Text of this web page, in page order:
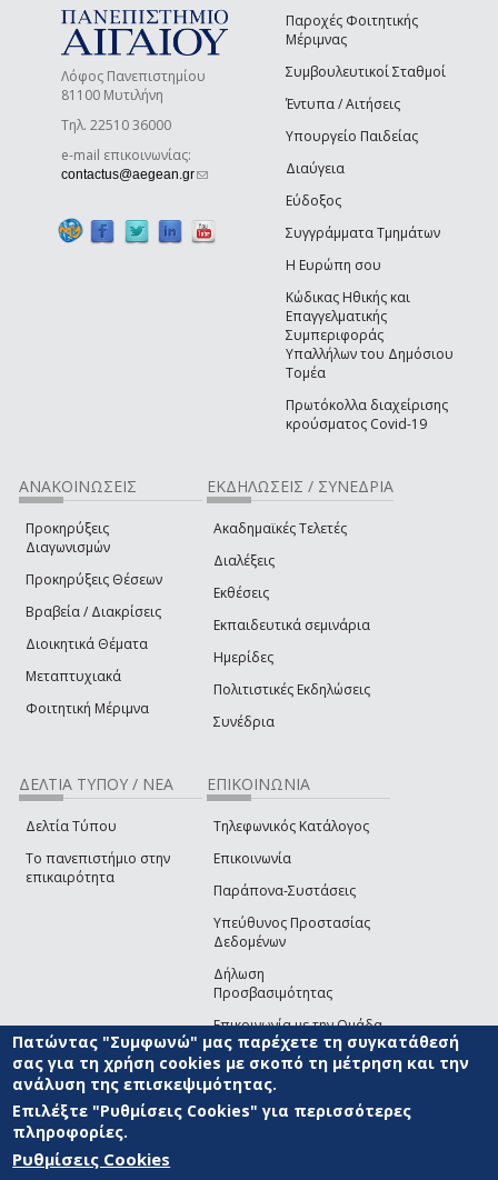
Λόφος Πανεπιστημίου
81100 Μυτιλήνη
Τηλ. 22510 36000
e-mail επικοινωνίας:
contactus@aegean.gr(link sends e-mail)
Παροχές Φοιτητικής
Μέριμνας
Συμβουλευτικοί Σταθμοί
Έντυπα / Αιτήσεις
Υπουργείο Παιδείας
Διαύγεια
Εύδοξος
Συγγράμματα Τμημάτων
Η Ευρώπη σου
Κώδικας Ηθικής και
Επαγγελματικής
Συμπεριφοράς
Υπαλλήλων του Δημόσιου
Τομέα
Πρωτόκολλα διαχείρισης
κρούσματος Covid-19
ΑΝΑΚΟΙΝΩΣΕΙΣ
Προκηρύξεις
Διαγωνισμών
Προκηρύξεις Θέσεων
Βραβεία / Διακρίσεις
Διοικητικά Θέματα
Μεταπτυχιακά
Φοιτητική Μέριμνα
ΕΚΔΗΛΩΣΕΙΣ / ΣΥΝΕΔΡΙΑ
Ακαδημαϊκές Τελετές
Διαλέξεις
Εκθέσεις
Εκπαιδευτικά σεμινάρια
Ημερίδες
Πολιτιστικές Εκδηλώσεις
Συνέδρια
ΔΕΛΤΙΑ ΤΥΠΟΥ / ΝΕΑ
Δελτία Τύπου
Το πανεπιστήμιο στην
επικαιρότητα
ΕΠΙΚΟΙΝΩΝΙΑ
Τηλεφωνικός Κατάλογος
Επικοινωνία
Παράπονα-Συστάσεις
Υπεύθυνος Προστασίας
Δεδομένων
Δήλωση
Προσβασιμότητας
Επικοινωνία με την Ομάδα
Ανάπτυξης του site(link sends e-mail)
© ΠΑΝΕΠΙΣΤΗΜΙΟ ΑΙΓΑΙΟΥ ΟΡΟΙ ΧΡΗΣΗΣ
ΑΝΑΠΤΥΞΗΣ
Πατώντας "Συμφωνώ" μας παρέχετε τη συγκατάθεσή
σας για τη χρήση cookies με σκοπό τη μέτρηση και την
ανάλυση της επισκεψιμότητας.
Επιλέξτε "Ρυθμίσεις Cookies" για περισσότερες
πληροφορίες.
Ρυθμίσεις Cookies